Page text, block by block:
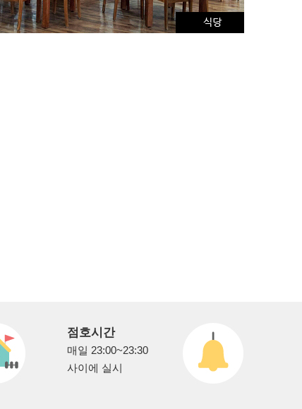
점호시간
매일 23:00~23:30
사이에 실시